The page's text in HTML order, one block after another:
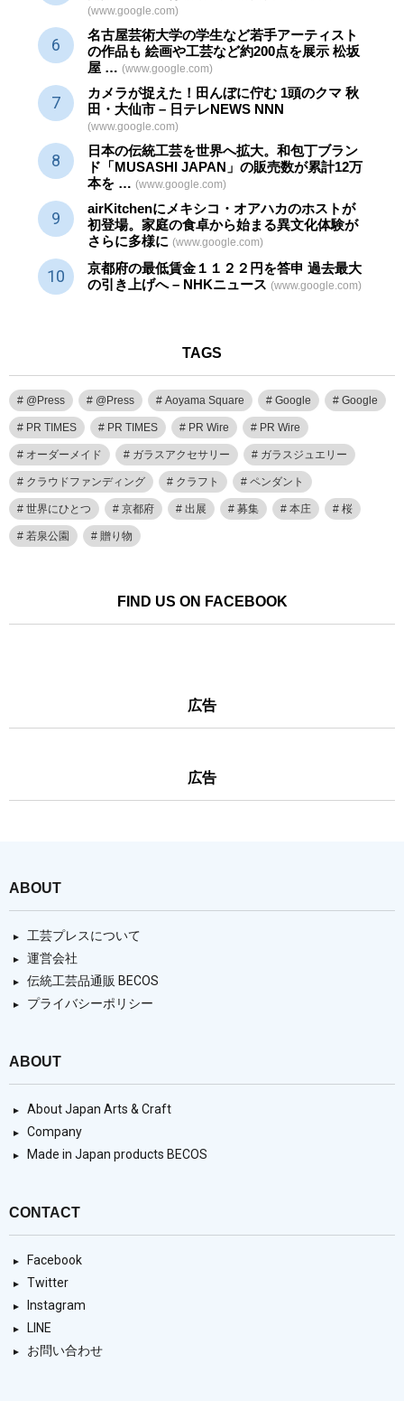
(www.google.com)
名古屋芸術大学の学生など若手アーティスト
の作品も 絵画や工芸など約200点を展示 松坂
屋 … (www.google.com)
カメラが捉えた！田んぼに佇む 1頭のクマ 秋
田・大仙市 – 日テレNEWS NNN
(www.google.com)
日本の伝統工芸を世界へ拡大。和包丁ブラン
ド「MUSASHI JAPAN」の販売数が累計12万
本を … (www.google.com)
airKitchenにメキシコ・オアハカのホストが
初登場。家庭の食卓から始まる異文化体験が
さらに多様に (www.google.com)
京都府の最低賃金１１２２円を答申 過去最大
の引き上げへ – NHKニュース (www.google.com)
TAGS
@Press @Press Aoyama Square Google Google
PR TIMES PR TIMES PR Wire PR Wire
オーダーメイド ガラスアクセサリー ガラスジュエリー
クラウドファンディング クラフト ペンダント
世界にひとつ 京都府 出展 募集 本庄 桜
若泉公園 贈り物
FIND US ON FACEBOOK
広告
広告
ABOUT
工芸プレスについて
運営会社
伝統工芸品通販 BECOS
プライバシーポリシー
ABOUT
About Japan Arts & Craft
Company
Made in Japan products BECOS
CONTACT
Facebook
Twitter
Instagram
LINE
お問い合わせ